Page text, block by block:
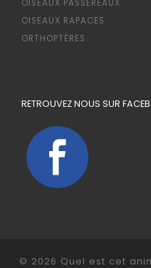
OISEAUX PASSEREAUX
OISEAUX RAPACES
ORTHOPTÈRES
RETROUVEZ NOUS SUR
© 2026 Quel est cet